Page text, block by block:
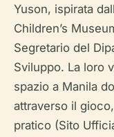
Yuson, ispirata
Children’s
Segretario del
Sviluppo. La loro
spazio a Manila
attraverso il
pratico (Sito